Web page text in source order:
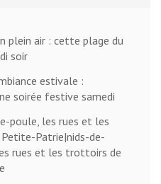
plein air : cette plage du
soir
estivale :
soirée festive samedi
poule, les rues et les
Patrie|nids-de-
rues et les trottoirs de